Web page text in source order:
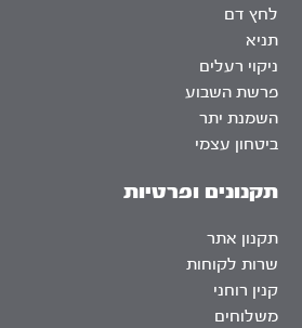
לחץ דם
תניא
ניקוי רעלים
פרשת השבוע
השמנת יתר
ביטחון עצמי
תקנונים ופרטיות
תקנון אתר
שרות לקוחות
קנין רוחני
משלוחים